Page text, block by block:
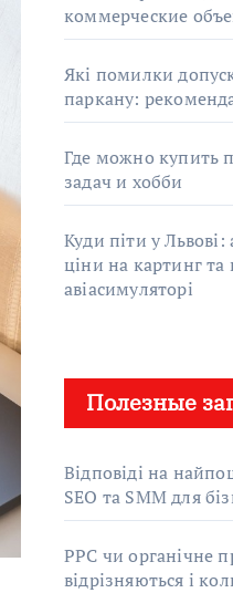
коммерческие
Які помилки
паркану:
Где можно купить
задач и хобби
Куди піти у
ціни на картинг та
авіасимуляторі
Полезные
Відповіді на
SEO та SMM для
PPC чи органічне
відрізняються і